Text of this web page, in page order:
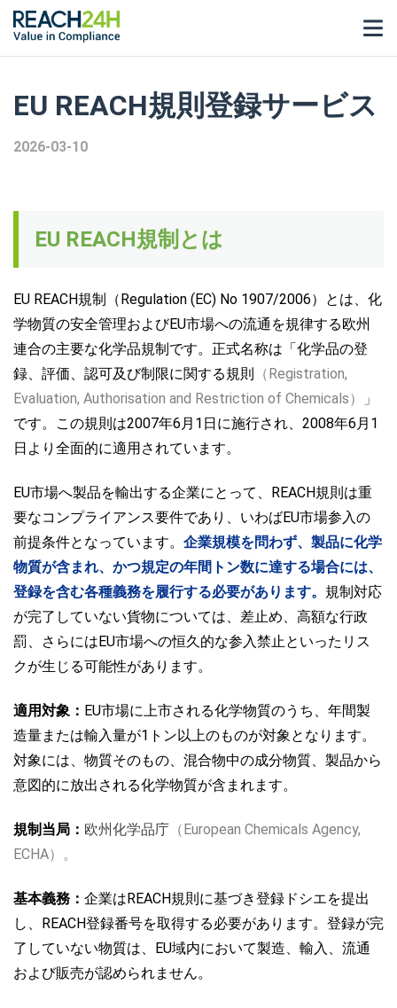
EU REACH規則登録サービス
2026-03-10
EU REACH規制とは
EU REACH規制（Regulation (EC) No 1907/2006）とは、化
学物質の安全管理およびEU市場への流通を規律する欧州
連合の主要な化学品規制です。正式名称は「化学品の登
録、評価、認可及び制限に関する規則 （Registration,
Evaluation, Authorisation and Restriction of Chemicals）
」
です。この規則は2007年6月1日に施行され、2008年6月1
日より全面的に適用されています。
EU市場へ製品を輸出する企業にとって、REACH規則は重
要なコンプライアンス要件であり、いわばEU市場参入の
前提条件となっています。 企業規模を問わず、製品に化学
物質が含まれ、かつ規定の年間トン数に達する場合には、
登録を含む各種義務を履行する必要があります。 規制対応
が完了していない貨物については、差止め、高額な行政
罰、さらにはEU市場への恒久的な参入禁止といったリス
クが生じる可能性があります。
適用対象： EU市場に上市される化学物質のうち、年間製
造量または輸入量が1トン以上のものが対象となりま す。
対象には、物質そのもの、混合物中の成分物質、製品から
意図的に放出される化学物質が含まれます。
規制当局： 欧州化学品庁 （European Chemicals Agency,
ECHA）。
基本義務： 企業はREACH規則に基づき登録ドシエを提出
し、REACH登録番号を取得する必要があり ます。登録が完
了していない物質は、EU域内において製造、輸入、流通
および販売が認められません。